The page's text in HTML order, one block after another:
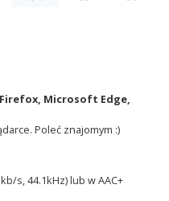
Microsoft Edge,
Poleć znajomym :)
s, 44.1kHz) lub w AAC+